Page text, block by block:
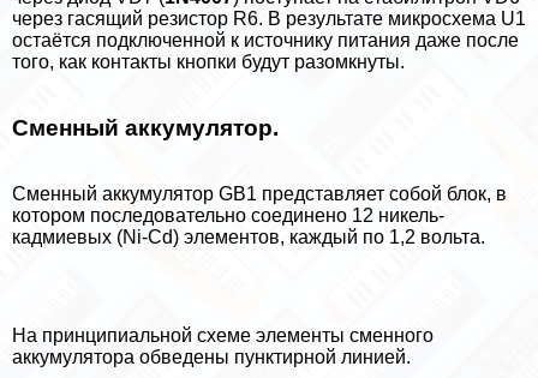
через гасящий резистор R6. В результате микросхема U1
остаётся подключенной к источнику питания даже после
того, как контакты кнопки будут разомкнуты.
Сменный аккумулятор.
Сменный аккумулятор GB1 представляет собой блок, в
котором последовательно соединено 12 никель-
кадмиевых (Ni-Cd) элементов, каждый по 1,2 вольта.
На принципиальной схеме элементы сменного
аккумулятора обведены пунктирной линией.